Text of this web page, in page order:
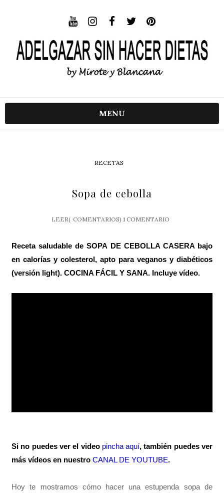
MENU
RECETAS
Sopa de cebolla
LEER( COMENTARIOS) 1 COMENTARIO
Receta saludable de SOPA DE CEBOLLA CASERA bajo
en calorías y colesterol, apto para veganos y diabéticos
(versión light). COCINA FÁCIL Y SANA. Incluye vídeo.
Si no puedes ver el video pincha aquí, también puedes ver
más vídeos en nuestroCANAL DE YOUTUBE.
Hoy te mostramos cómo hacer una estupenda sopa de